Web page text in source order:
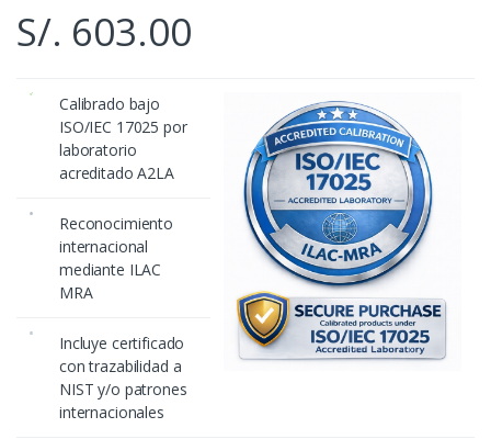
S/. 603.00
Calibrado bajo
ISO/IEC 17025 por
laboratorio
acreditado A2LA
Reconocimiento
internacional
mediante ILAC
MRA
Incluye certificado
con trazabilidad a
NIST y/o patrones
internacionales